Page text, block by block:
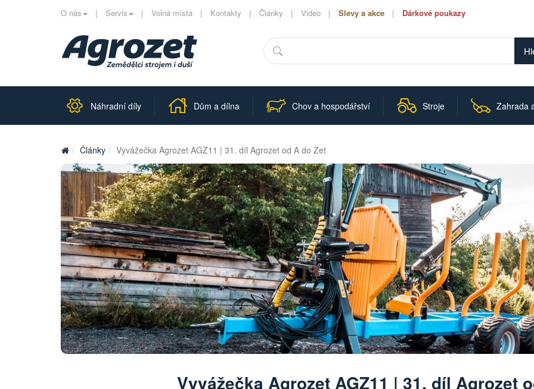
O nás Servis Volná místa Kontakty Články Video Slevy a akce Dárkové poukazy
Hledat
Náhradní díly Dům a dílna Chov a hospodářství Stroje Zahrada
Články Vyvážečka Agrozet AGZ11 | 31. díl Agrozet od A do Zet
Vyvážečka Agrozet AGZ11 | 31. díl Agrozet